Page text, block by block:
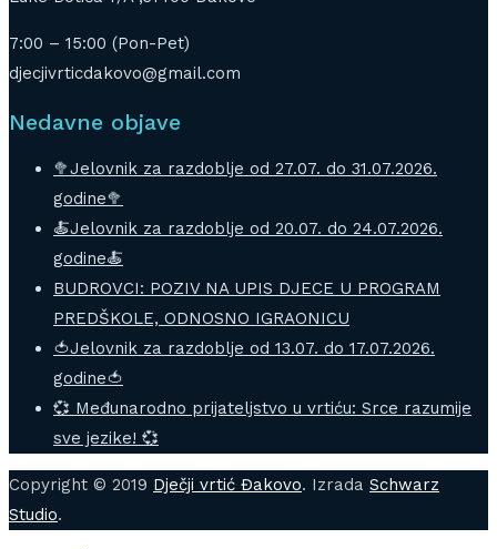
7:00 – 15:00 (Pon-Pet)
djecjivrticdakovo@gmail.com
Nedavne objave
🥦Jelovnik za razdoblje od 27.07. do 31.07.2026.
godine🥦
🍝Jelovnik za razdoblje od 20.07. do 24.07.2026.
godine🍝
BUDROVCI: POZIV NA UPIS DJECE U PROGRAM
PREDŠKOLE, ODNOSNO IGRAONICU
🍅Jelovnik za razdoblje od 13.07. do 17.07.2026.
godine🍅
💞 Međunarodno prijateljstvo u vrtiću: Srce razumije
sve jezike! 💞
Copyright © 2019 Dječji vrtić Đakovo. Izrada Schwarz
Studio.